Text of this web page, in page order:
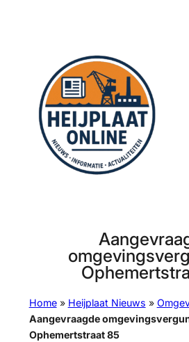
Home» Heijplaat Nieuws »
Aangevraagde
Ophemertstraat 85